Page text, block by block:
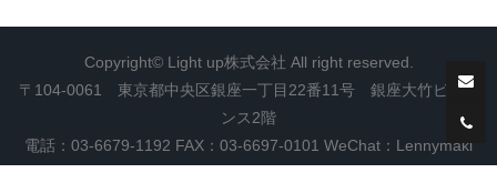
Copyright© Light up株式会社 All right reserved.
〒104-0061 東京都中央区銀座一丁目22番11号 銀座大竹ビジデ
ンス2階
電話：03-6679-1192 FAX：03-6697-0101 WeChat：Lennymaki